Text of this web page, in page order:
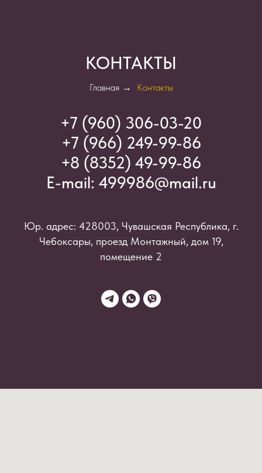
КОНТАКТЫ
Главная → Контакты
+7 (960) 306-03-20
+7 (966) 249-99-86
+8 (8352) 49-99-86
E-mail: 499986@mail.ru
Юр. адрес: 428003, Чувашская Республика, г.
Чебоксары, проезд Монтажный, дом 19,
помещение 2